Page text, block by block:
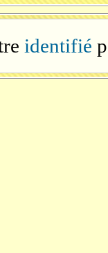
identifié